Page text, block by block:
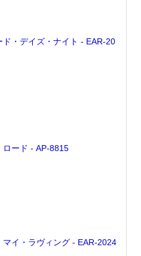
・デイズ・ナイト - EAR-20
ロード - AP-8815
イ・ラヴィング - EAR-2024